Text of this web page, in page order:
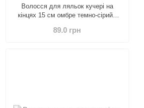
Волосся для ляльок кучері на
кінцях 15 см омбре темно-сірий і
89.0 грн